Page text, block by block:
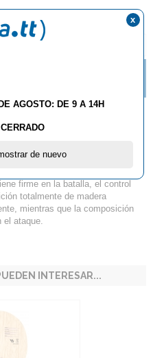
TEZZO
firme en la batalla, el control
totalmente de madera
mientras que la composición
el ataque.
INTERESAR...
AGOSTO: DE 9 A 14H
de nuevo
x